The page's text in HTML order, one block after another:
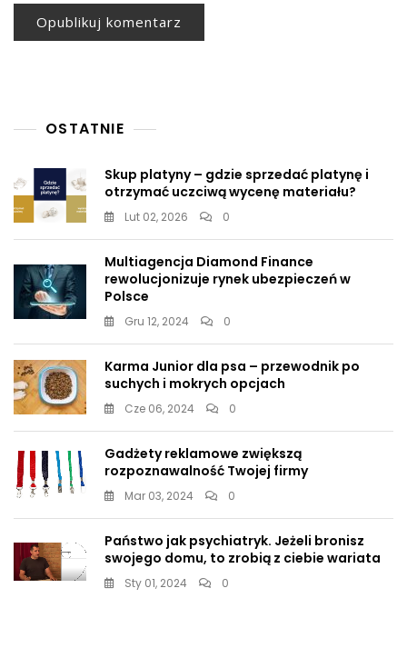
OSTATNIE
Skup platyny – gdzie sprzedać platynę i
otrzymać uczciwą wycenę materiału?
Lut 02, 2026 0
Multiagencja Diamond Finance
rewolucjonizuje rynek ubezpieczeń w
Polsce
Gru 12, 2024 0
Karma Junior dla psa – przewodnik po
suchych i mokrych opcjach
Cze 06, 2024 0
Gadżety reklamowe zwiększą
rozpoznawalność Twojej firmy
Mar 03, 2024 0
Państwo jak psychiatryk. Jeżeli bronisz
swojego domu, to zrobią z ciebie wariata
Sty 01, 2024 0